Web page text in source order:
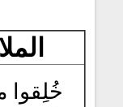
خُلِقوا